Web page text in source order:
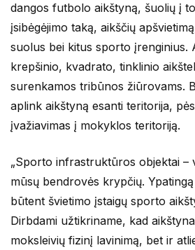
dangos futbolo aikštyną, šuolių į
įsibėgėjimo taką, aikščių
suolus bei kitus sporto įrenginius.
krepšinio, kvadrato, tinklinio
surenkamos tribūnos žiūrovams.
aplink aikštyną esanti teritorija,
įvažiavimas į mokyklos teritoriją.
„Sporto infrastruktūros objektai –
mūsų bendrovės krypčių.
būtent švietimo įstaigų sporto
Dirbdami užtikriname, kad
moksleivių fizinį lavinimą, bet ir